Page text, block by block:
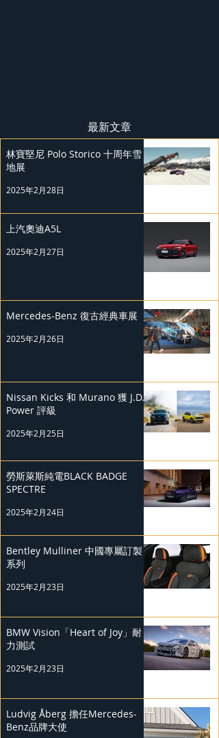
最新文章
林寶堅尼 Polo Storico 十周年雪
地展
2025年2月28日
上汽奧迪A5L
2025年2月27日
Mercedes-Benz 復古經典車展
2025年2月26日
Nissan Kicks 和 Murano 獲 J.D.
Power 評級
2025年2月25日
勞斯萊斯純電BLACK BADGE
SPECTRE
2025年2月24日
Bentley Mulliner 中國專屬訂製
系列
2025年2月23日
BMW Vision「Heart of Joy」耐
力測試
2025年2月23日
Ludvig Åberg 擔任Mercedes-
Benz品牌大使